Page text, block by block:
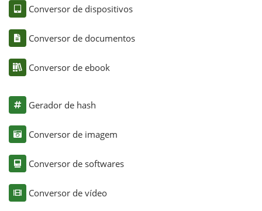
Conversor de dispositivos
Conversor de documentos
Conversor de ebook
Gerador de hash
Conversor de imagem
Conversor de softwares
Conversor de vídeo